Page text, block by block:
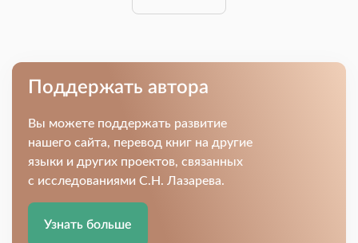
Поддержать автора
Вы можете поддержать развитие
нашего сайта, перевод книг на другие
языки и других проектов, связанных
с исследованиями С.Н. Лазарева.
Узнать больше